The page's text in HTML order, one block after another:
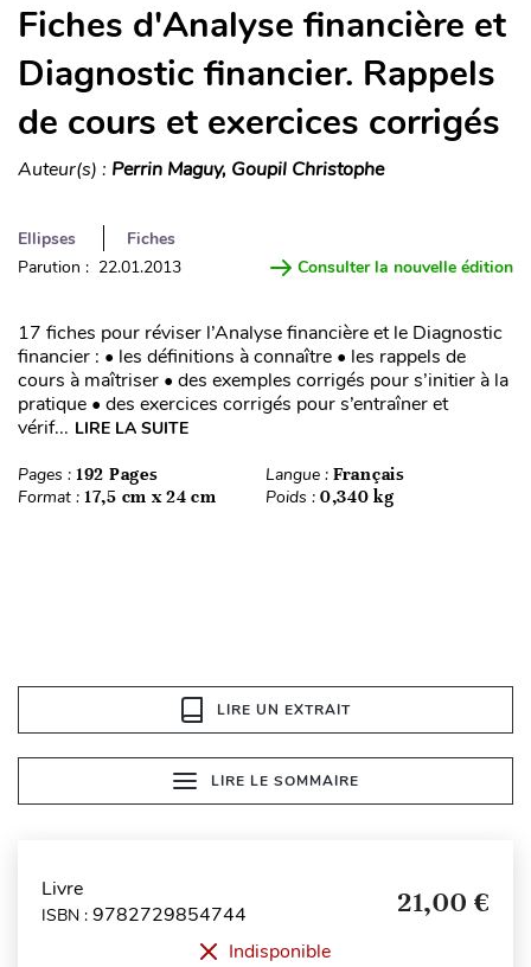
Fiches d'Analyse financière et
Diagnostic financier. Rappels
de cours et exercices corrigés
Auteur(s) : Perrin Maguy, Goupil Christophe
Ellipses
Fiches
Parution : 22.01.2013
Consulter la nouvelle édition
17 fiches pour réviser l’Analyse financière et le Diagnostic
financier : • les définitions à connaître • les rappels de
cours à maîtriser • des exemples corrigés pour s’initier à la
pratique • des exercices corrigés pour s’entraîner et
vérif... LIRE LA SUITE
Pages : 192 Pages Langue : Français
Format : 17,5 cm x 24 cm Poids : 0,340 kg
LIRE UN EXTRAIT
LIRE LE SOMMAIRE
Livre
ISBN : 9782729854744 21,00 €
Indisponible